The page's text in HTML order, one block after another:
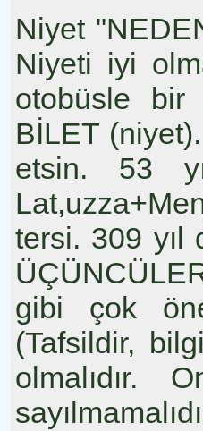
Niyet
Niyeti iyi
otobüsle bir
BİLET
etsin. 53
tersi. 309 yıl
gibi çok
(Tafsildir,
olmalıdır.